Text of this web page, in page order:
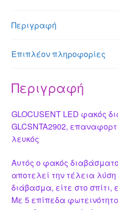
n
g
er p
Περιγραφή
Επιπλέον πληροφορίες
Περιγραφή
GLOCUSENT LED φακός
GLCSNTA2902,
λευκός
Αυτός ο φακός
αποτελεί την τέλεια
διάβασμα, είτε στο σπίτι,
Με 5 επίπεδα